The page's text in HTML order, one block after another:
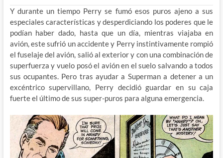
Y durante un tiempo Perry se fumó esos puros ajeno a sus
especiales características y desperdiciando los poderes que le
podían haber dado, hasta que un día, mientras viajaba en
avión, este sufrió un accidente y Perry instintivamente rompió
el fuselaje del avión, salió al exterior y con una combinación de
superfuerza y vuelo posó el avión en el suelo salvando a todos
sus ocupantes. Pero tras ayudar a Superman a detener a un
excéntrico supervillano, Perry decidió guardar en su caja
fuerte el último de sus super-puros para alguna emergencia.